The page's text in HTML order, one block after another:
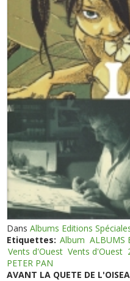
DansAlbums Editions
Etiquettes: Album ALBUMS
Vents d'Ouest Vents d'Ouest
PETER PAN
AVANT LA QUETE DE